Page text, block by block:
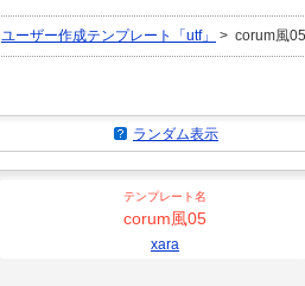
ユーザー作成テンプレート「utf」 > corum風
ランダム表示
テンプレート名
corum風05
xara